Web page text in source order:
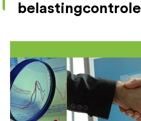
belastingcontrole